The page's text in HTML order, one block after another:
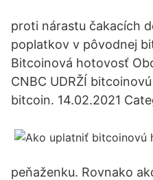
proti nárastu čakacích
poplatkov v pôvodnej
Bitcoinová hotovosť
CNBC UDRŽÍ
bitcoin. 14.02.2021
peňaženku. Rovnako